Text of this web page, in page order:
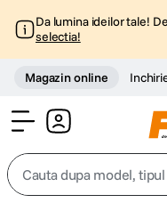
Da lumina ideilor tale!
selectia!
Magazin online
Cauta dupa model, tipul